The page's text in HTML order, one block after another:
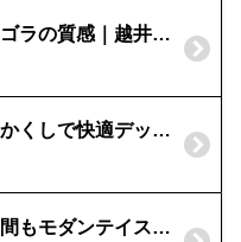
広陵町：木製パーゴラの質感｜越井木材工業のマクセラムデッキ
広陵町：板塀の目かくしで快適デッキ空間
広陵町：デッキ空間もモダンテイストに｜「三協」ひとと木・メニーウェル